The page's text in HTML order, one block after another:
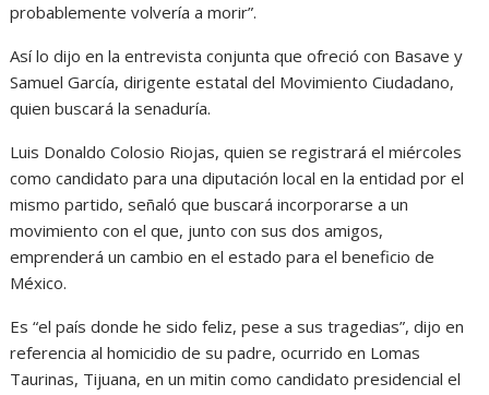
probablemente volvería a morir”.
Así lo dijo en la entrevista conjunta que ofreció con Basave y
Samuel García, dirigente estatal del Movimiento Ciudadano,
quien buscará la senaduría.
Luis Donaldo Colosio Riojas, quien se registrará el miércoles
como candidato para una diputación local en la entidad por el
mismo partido, señaló que buscará incorporarse a un
movimiento con el que, junto con sus dos amigos,
emprenderá un cambio en el estado para el beneficio de
México.
Es “el país donde he sido feliz, pese a sus tragedias”, dijo en
referencia al homicidio de su padre, ocurrido en Lomas
Taurinas, Tijuana, en un mitin como candidato presidencial el